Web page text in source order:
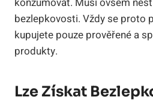
bezlepkovosti. Vždy se proto
kupujete pouze prověřené a
produkty.
Lze Získat